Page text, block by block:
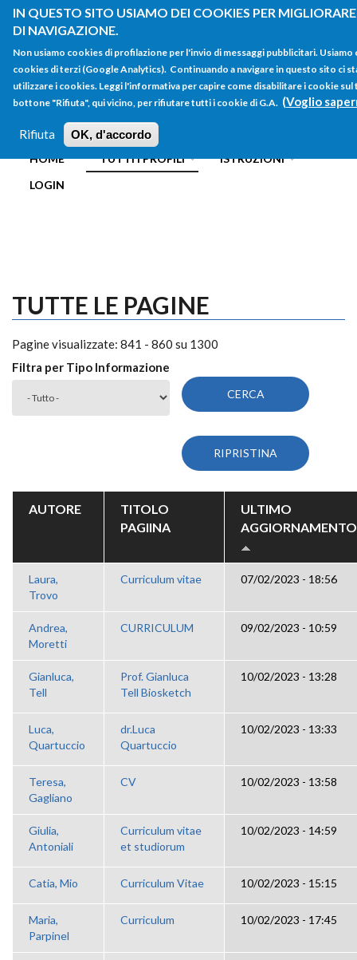
IN QUESTO SITO USIAMO DEI COOKIES PER
DI NAVIGAZIONE.
Non usiamo cookies di profilazione per l'invio di messaggi pubblicitari. Usiamo
cookies di terzi (Google Analytics). Continuando a navigare in questo sito ci
utilizzare i cookies. Leggi l'informativa per capire come disabilitare i cookie
bottone "Rifiuta", qui vicino, per rifiutare tutti i cookie di G.A. (Voglio
Rifiuta OK, d'accordo
Salta al contenuto principale
FORM
DI
RICERCA
Main menu
HOME TUTTI I PROFILI
ISTRUZIONI
LOGIN
TUTTE LE PAGINE
Pagine visualizzate: 841 - 860 su 1300
Filtra per Tipo Informazione
AUTORE
TITOLO
PAGIINA
ULTIMO
AGGIORNAMENTO
Laura,
Trovo
Curriculum vitae 07/02/2023 - 18:56
Andrea,
Moretti
CURRICULUM 09/02/2023 - 10:59
Gianluca,
Tell
Prof. Gianluca
Tell Biosketch
10/02/2023 - 13:28
Luca,
Quartuccio
dr.Luca
Quartuccio
10/02/2023 - 13:33
Teresa,
Gagliano
CV 10/02/2023 - 13:58
Giulia,
Antoniali
Curriculum vitae
et studiorum
10/02/2023 - 14:59
Catia, Mio Curriculum Vitae 10/02/2023 - 15:15
Maria,
Parpinel
Curriculum 10/02/2023 - 17:45